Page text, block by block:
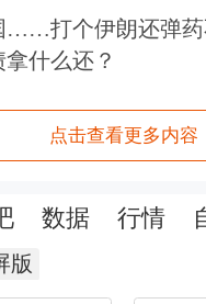
速其方形储能
铁锂技术“后来
铁锂竞争力所
通过应用差异化
……打个伊朗还弹
什么还？
点击查看更多内容
数据 行情
版